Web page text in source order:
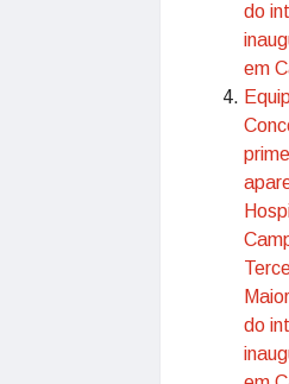
do
em
do